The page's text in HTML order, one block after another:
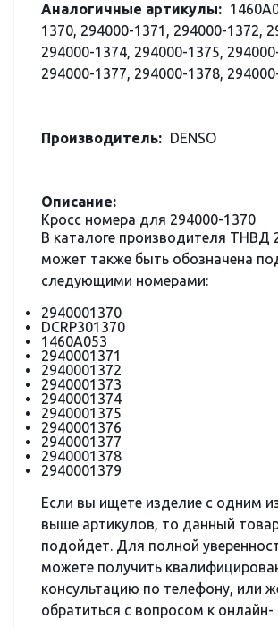
Аналогичные артикулы:
1370, 294000-1371, 294000-1372,
294000-1374, 294000-1375,
294000-1377, 294000-1378,
Производитель: DENSO
Описание:
Кросс номера для 294000-1370
В каталоге производителя ТНВД
может также быть обозначена
следующими номерами:
2940001370
DCRP301370
1460A053
2940001371
2940001372
2940001373
2940001374
2940001375
2940001376
2940001377
2940001378
2940001379
Если вы ищете изделие с одним
выше артикулов, то данный
подойдет. Для полной
можете получить
консультацию по телефону, или
обратиться с вопросом к онлайн-